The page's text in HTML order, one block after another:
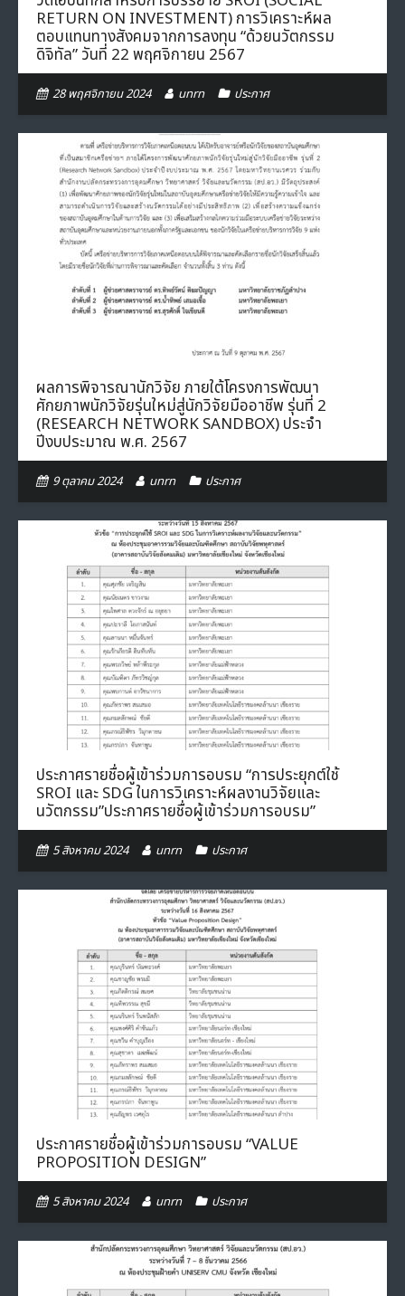
RETURN ON INVESTMENT) การวิเคราะห์ผล
ตอบแทนทางสังคมจากการลงทุน “ด้วยนวัตกรรม
ดิจิทัล” วันที่ 22 พฤศจิกายน 2567
28 พฤศจิกายน 2024 unrn ประกาศ
ผลการพิจารณานักวิจัย ภายใต้โครงการพัฒนา
ศักยภาพนักวิจัยรุ่นใหม่สู่นักวิจัยมืออาชีพ รุ่นที่ 2
(RESEARCH NETWORK SANDBOX) ประจำ
ปีงบประมาณ พ.ศ. 2567
9 ตุลาคม 2024 unrn ประกาศ
ประกาศรายชื่อผู้เข้าร่วมการอบรม “การประยุกต์ใช้
SROI และ SDG ในการวิเคราะห์ผลงานวิจัยและ
นวัตกรรม”ประกาศรายชื่อผู้เข้าร่วมการอบรม”
5 สิงหาคม 2024 unrn ประกาศ
ประกาศรายชื่อผู้เข้าร่วมการอบรม “VALUE
PROPOSITION DESIGN”
5 สิงหาคม 2024 unrn ประกาศ